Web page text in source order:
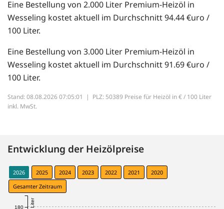
Eine Bestellung von 2.000 Liter Premium-Heizöl in
Wesseling kostet aktuell im Durchschnitt 94.44 €uro /
100 Liter.
Eine Bestellung von 3.000 Liter Premium-Heizöl in
Wesseling kostet aktuell im Durchschnitt 91.69 €uro /
100 Liter.
Stand: 08.08.2026 07:05:01 | PLZ: 50389 Preise für Heizöl in € / 100 Liter
inkl. MwSt.
Entwicklung der Heizölpreise
2026 2025 2024 2023 2022 2021
2020
Gesamter Zeitraum
180